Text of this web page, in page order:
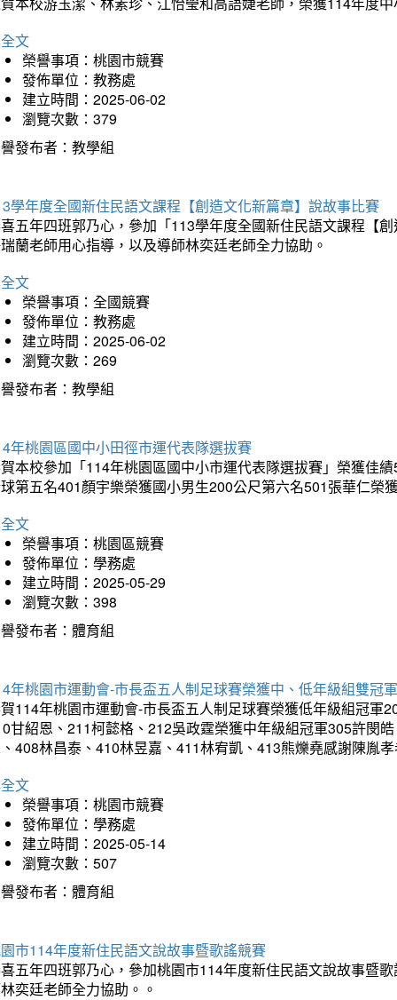
文
榮譽事項：桃園市競賽
發佈單位：教務處
建立時間：2025-06-02
瀏覽次數：379
發布者：教學組
學年度全國新住民語文課程【創造文化新篇章】說故事比賽
五年四班郭乃心，參加「113學年度全國新住民語文課程【
蘭老師用心指導，以及導師林奕廷老師全力協助。
文
榮譽事項：全國競賽
發佈單位：教務處
建立時間：2025-06-02
瀏覽次數：269
發布者：教學組
年桃園區國中小田徑市運代表隊選拔賽
本校參加「114年桃園區國中小市運代表隊選拔賽」榮獲佳
第五名401顏宇樂榮獲國小男生200公尺第六名501張華仁
文
榮譽事項：桃園區競賽
發佈單位：學務處
建立時間：2025-05-29
瀏覽次數：398
發布者：體育組
年桃園市運動會-市長盃五人制足球賽榮獲中、低年級組雙冠軍
114年桃園市運動會-市長盃五人制足球賽榮獲低年級組冠
甘紹恩、211柯懿格、212吳政霆榮獲中年級組冠軍305許閔
408林昌泰、410林昱嘉、411林宥凱、413熊爍堯感謝陳胤
文
榮譽事項：桃園市競賽
發佈單位：學務處
建立時間：2025-05-14
瀏覽次數：507
發布者：體育組
市114年度新住民語文說故事暨歌謠競賽
五年四班郭乃心，參加桃園市114年度新住民語文說故事暨
奕廷老師全力協助。。